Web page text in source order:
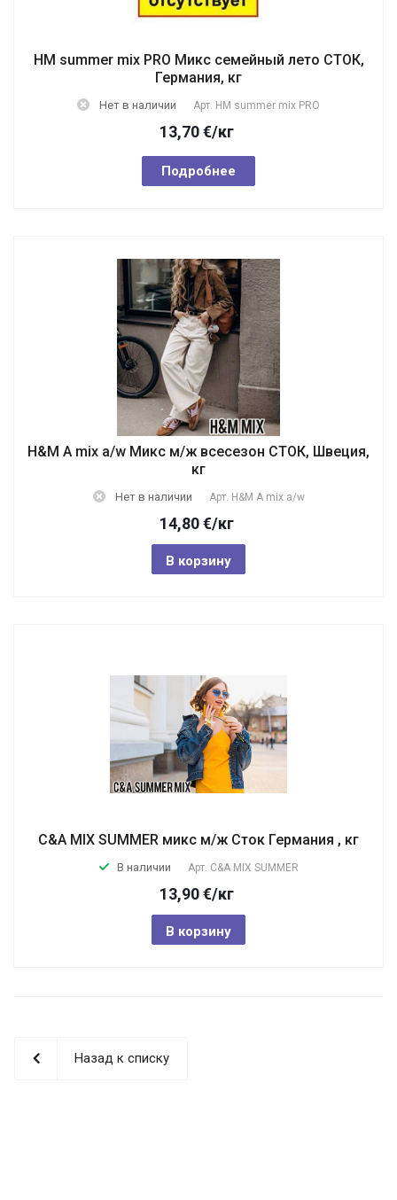
HM summer mix PRO Микс семейный лето СТОК,
Германия, кг
Нет в наличии Арт. HM summer mix PRO
13,70€/кг
Подробнее
H&M A mix a/w Микс м/ж всесезон СТОК, Швеция,
кг
Нет в наличии Арт. H&M A mix a/w
14,80€/кг
В корзину
C&A MIX SUMMER микс м/ж Сток Германия , кг
В наличии Арт. C&A MIX SUMMER
13,90€/кг
В корзину
Назад к списку